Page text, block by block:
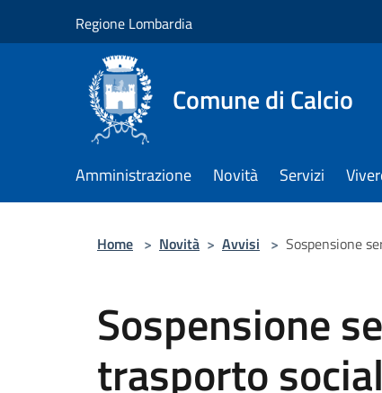
Regione Lombardia
Comune di Calcio
Amministrazione Novità Servizi
Home > Novità > Avvisi > Sospensione
Sospensione
trasporto